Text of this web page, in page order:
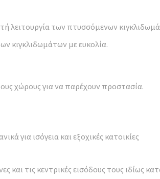
λειτουργία των πτυσσόμενων
κιγκλιδωμάτων με ευκολία.
χώρους για να παρέχουν προστασία.
για ισόγεια και εξοχικές κατοικίες
τις κεντρικές εισόδους τους ιδίως